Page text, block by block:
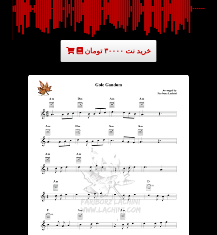
خرید نت ۳۰۰۰۰ تومان